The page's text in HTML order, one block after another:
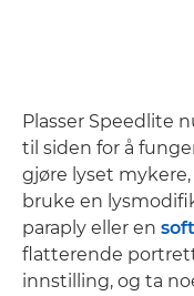
Plasser Speedlite
til siden for å
gjøre lyset
bruke en
paraply eller en
flatterende
innstilling, og ta